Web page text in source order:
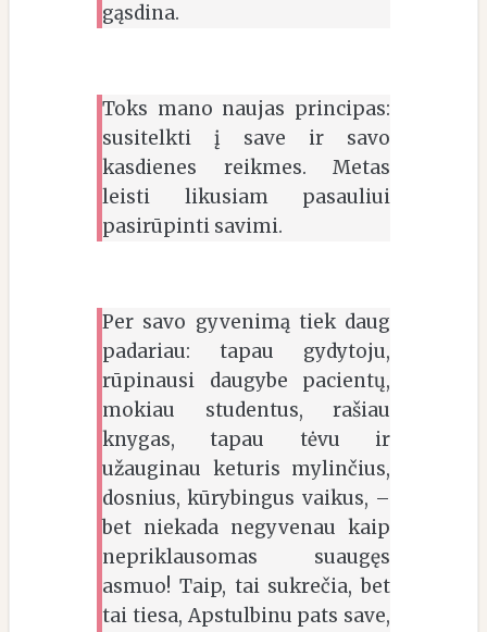
gąsdina.
Toks mano naujas principas:
susitelkti į save ir savo
kasdienes reikmes. Metas
leisti likusiam pasauliui
pasirūpinti savimi.
Per savo gyvenimą tiek daug
padariau: tapau gydytoju,
rūpinausi daugybe pacientų,
mokiau studentus, rašiau
knygas, tapau tėvu ir
užauginau keturis mylinčius,
dosnius, kūrybingus vaikus, –
bet niekada negyvenau kaip
nepriklausomas suaugęs
asmuo! Taip, tai sukrečia, bet
tai tiesa, Apstulbinu pats save,